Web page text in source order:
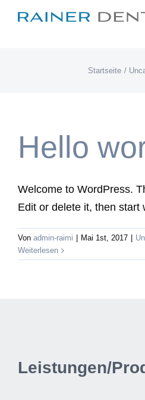
Startseite
Hello
Welcome to WordPress.
Edit or delete it, then start
Von admin-raimi Mai 1st, 2017
Weiterlesen
Leistungen/